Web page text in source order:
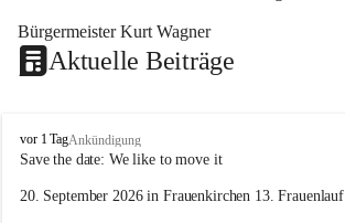
Bürgermeister Kurt Wagner
Aktuelle Beiträge
W
ö
t
vor 1 TagAnkündigung
Save the date: We like to move it
20. September 2026 in Frauenkirchen 13. Frauenlauf